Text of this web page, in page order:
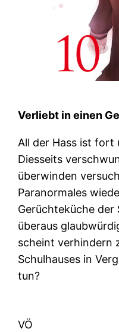
Verliebt in einen
All der Hass ist fort
Diesseits
überwinden
Paranormales
Gerüchteküche der
überaus
scheint verhindern
Schulhauses in
tun?
VÖ